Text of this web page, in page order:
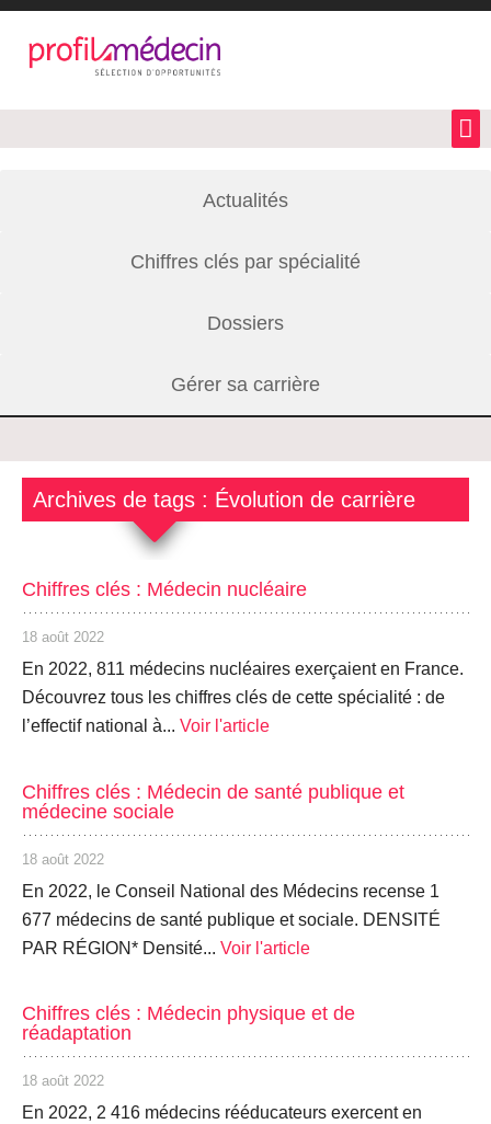
Actualités
Chiffres clés par spécialité
Dossiers
Gérer sa carrière
Archives de tags : Évolution de carrière
Chiffres clés : Médecin nucléaire
18 août 2022
En 2022, 811 médecins nucléaires exerçaient en France.
Découvrez tous les chiffres clés de cette spécialité : de
l’effectif national à... Voir l'article
Chiffres clés : Médecin de santé publique et
médecine sociale
18 août 2022
En 2022, le Conseil National des Médecins recense 1
677 médecins de santé publique et sociale. DENSITÉ
PAR RÉGION* Densité... Voir l'article
Chiffres clés : Médecin physique et de
réadaptation
18 août 2022
En 2022, 2 416 médecins rééducateurs exercent en